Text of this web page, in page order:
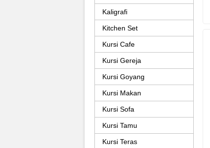
Kaligrafi
Kitchen Set
Kursi Cafe
Kursi Gereja
Kursi Goyang
Kursi Makan
Kursi Sofa
Kursi Tamu
Kursi Teras